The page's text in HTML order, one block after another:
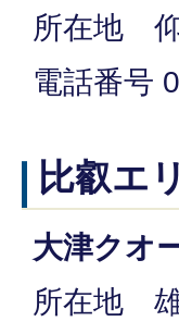
所在地
電話番号
比叡エ
大津クオ
所在地